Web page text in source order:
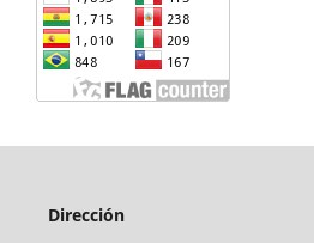
Dirección